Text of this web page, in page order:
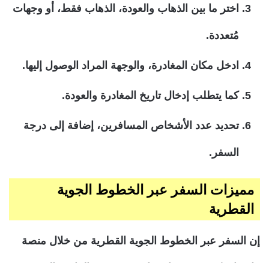
اختر ما بين الذهاب والعودة، الذهاب فقط، أو وجهات
مُتعددة.
ادخل مكان المغادرة، والوجهة المراد الوصول إليها.
كما يتطلب إدخال تاريخ المغادرة والعودة.
تحديد عدد الأشخاص المسافرين، إضافة إلى درجة
السفر.
مميزات السفر عبر الخطوط الجوية
القطرية
إن السفر عبر الخطوط الجوية القطرية من خلال منصة